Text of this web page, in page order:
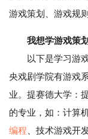
游戏策划、游戏规
我想学游戏策
以下是学习游戏
央戏剧学院有游戏
业。提赛德大学：
的专业，如：计算
编程 、技术游戏开